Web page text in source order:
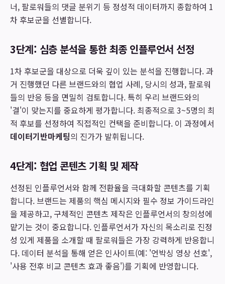
너, 팔로워들의 댓글 분위기 등 정성적 데이터까지 종합하여 1
차 후보군을 선별합니다.
3단계: 심층 분석을 통한 최종 인플루언서 선정
1차 후보군을 대상으로 더욱 깊이 있는 분석을 진행합니다. 과
거 진행했던 다른 브랜드와의 협업 사례, 당시의 성과, 팔로워
들의 반응 등을 면밀히 검토합니다. 특히 우리 브랜드와의
'결'이 맞는지를 중요하게 평가합니다. 최종적으로 3~5명의 최
적 후보를 선정하여 직접적인 컨택을 준비합니다. 이 과정에서
데이터기반마케팅의 진가가 발휘됩니다.
4단계: 협업 콘텐츠 기획 및 제작
선정된 인플루언서와 함께 전환율을 극대화할 콘텐츠를 기획
합니다. 브랜드는 제품의 핵심 메시지와 필수 정보 가이드라인
을 제공하고, 구체적인 콘텐츠 제작은 인플루언서의 창의성에
맡기는 것이 중요합니다. 인플루언서가 자신의 목소리로 진정
성 있게 제품을 소개할 때 팔로워들은 가장 강력하게 반응합니
다. 데이터 분석을 통해 얻은 인사이트(예: '언박싱 영상 선호',
'사용 전후 비교 콘텐츠 효과 좋음')를 기획에 반영합니다.